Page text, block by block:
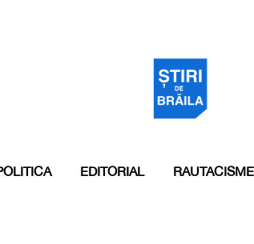
EDITORIAL RAUTACISME